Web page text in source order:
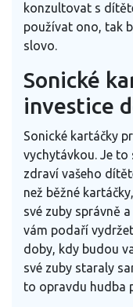
konzultovat s
používat ono, tak
slovo.
Sonické
investice
Sonické kartáčky
vychytávkou. Je
zdraví vašeho
než běžné
své zuby správně
vám podaří
doby, kdy budou
své zuby staraly
to opravdu hudba